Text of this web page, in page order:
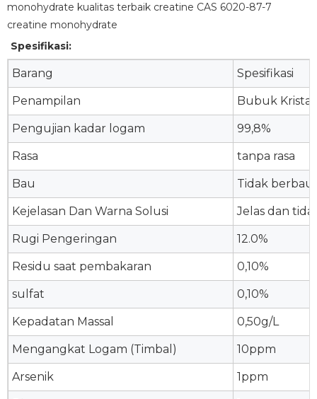
monohydrate kualitas terbaik creatine CAS 6020-87-7
creatine monohydrate
Spesifikasi:
Barang Spesifikasi
Penampilan Bubuk
Pengujian kadar logam 99,8%
Rasa tanpa rasa
Bau Tidak berbau
Kejelasan Dan Warna Solusi Jelas dan
Rugi Pengeringan 12.0%
Residu saat pembakaran 0,10%
sulfat 0,10%
Kepadatan Massal 0,50g/L
Mengangkat Logam (Timbal) 10ppm
Arsenik 1ppm